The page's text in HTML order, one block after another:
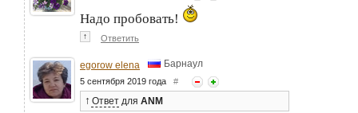
Надо пробовать!
↑ Ответить
egorow elena Барнаул
5 сентября 2019 года #
↑ Ответ для ANM